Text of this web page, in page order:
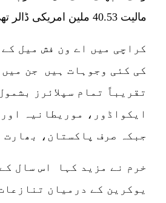
مالیت 40.53 ملین امریکی ڈالر تھی۔
کراچی میں اے ون فش میل
کی کئی وجوہات ہیں جن میں
تقریباً تمام سپلائرز
ایکواڈور، موریطانیہ
جبکہ صرف پاکستان،
خرم نے مزید کہا اس سال
یوکرین کے درمیان